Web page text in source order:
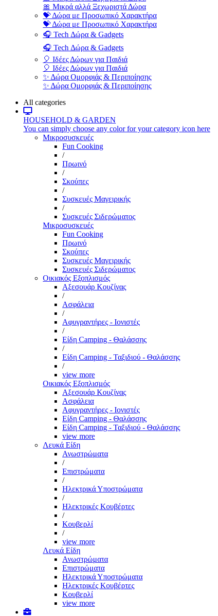
🎀 Μικρά αλλά Ξεχωριστά Δώρα
💝 Δώρα με Προσωπικό Χαρακτήρα
💝 Δώρα με Προσωπικό Χαρακτήρα
🎧 Tech Δώρα & Gadgets
🎧 Tech Δώρα & Gadgets
🎈 Ιδέες Δώρων για Παιδιά
🎈 Ιδέες Δώρων για Παιδιά
✨ Δώρα Ομορφιάς & Περιποίησης
✨ Δώρα Ομορφιάς & Περιποίησης
All categories
HOUSEHOLD & GARDEN
You can simply choose any color for your category icon here
Μικροσυσκευές
Fun Cooking
/
Πρωινό
/
Σκούπες
/
Συσκευές Μαγειρικής
/
Συσκευές Σιδερώματος
Μικροσυσκευές
Fun Cooking
Πρωινό
Σκούπες
Συσκευές Μαγειρικής
Συσκευές Σιδερώματος
Οικιακός Εξοπλισμός
Αξεσουάρ Κουζίνας
/
Ασφάλεια
/
Αφυγραντήρες - Ιονιστές
/
Είδη Camping - Θαλάσσης
/
Είδη Camping - Ταξιδιού - Θαλάσσης
/
view more
Οικιακός Εξοπλισμός
Αξεσουάρ Κουζίνας
Ασφάλεια
Αφυγραντήρες - Ιονιστές
Είδη Camping - Θαλάσσης
Είδη Camping - Ταξιδιού - Θαλάσσης
view more
Λευκά Είδη
Ανωστρώματα
/
Επιστρώματα
/
Ηλεκτρικά Υποστρώματα
/
Ηλεκτρικές Κουβέρτες
/
Κουβερλί
/
view more
Λευκά Είδη
Ανωστρώματα
Επιστρώματα
Ηλεκτρικά Υποστρώματα
Ηλεκτρικές Κουβέρτες
Κουβερλί
view more